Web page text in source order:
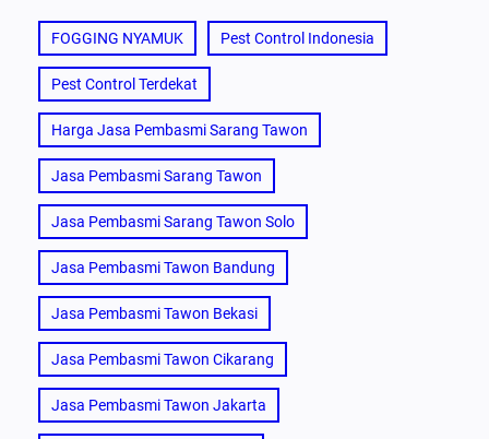
FOGGING NYAMUK Pest Control Indonesia
Pest Control Terdekat
Harga Jasa Pembasmi Sarang Tawon
Jasa Pembasmi Sarang Tawon
Jasa Pembasmi Sarang Tawon Solo
Jasa Pembasmi Tawon Bandung
Jasa Pembasmi Tawon Bekasi
Jasa Pembasmi Tawon Cikarang
Jasa Pembasmi Tawon Jakarta